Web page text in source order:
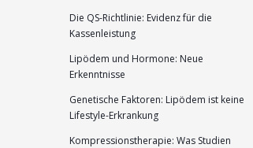
Die QS-Richtlinie: Evidenz für die
Kassenleistung
Lipödem und Hormone: Neue
Erkenntnisse
Genetische Faktoren: Lipödem ist keine
Lifestyle-Erkrankung
Kompressionstherapie: Was Studien